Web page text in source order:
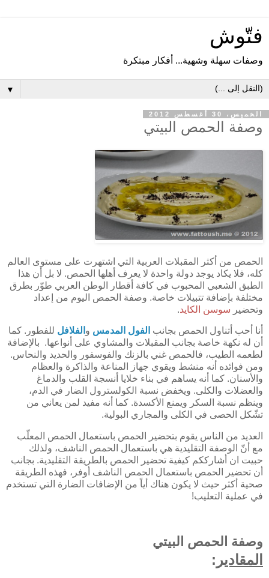
فتّوش
وصفات سهلة وشهية... أفكار مبتكرة
▼
الخميس، 30 أغسطس 2012
وصفة الحمص البيتي
الحمص من أكثر المقبلات العربية التي اشتهرت على مستوى العالم
كله، فلا يكاد يوجد دولة واحدة لا يعرف أهلها الحمص. لا بل أن هذا
الطبق الشعبي المحبوب في كافة أقطار الوطن العربي طوّر بطرق
مختلفة بإضافة تتبيلات خاصة. وصفة الحمص اليوم من إعداد
وتحضير سوسن الكايد.
أنا أحب أتناول الحمص بجانب الفول المدمس و الفلافل للفطور. كما
أن له نكهة خاصة بجانب المقبلات والمشاوي على أنواعها. بالإضافة
لطعمه الطيب، فالحمص غني بالزنك والفوسفور والحديد والنحاس.
ومن فوائده أنه منشط ويقوي جهاز المناعة والذاكرة والعظام
والأسنان. كما أنه يساهم في بناء خلايا أنسجة القلب والدماغ
والعضلات والكلى. ويخفض نسبة الكولسترول الضار في الدم،
وينظم نسبة السكر ويمنع الأكسدة. كما أنه مفيد لمن يعاني من
تشّكل الحصى في الكلى والمجاري البولية.
العديد من الناس يقوم بتحضير الحمص باستعمال الحمص المعلّب
مع أنّ الوصفة التقليدية هي باستعمال الحمص الناشف، ولذلك
حبيت ان أشارككم كيفية تحضير الحمص بالطريقة التقليدية. بجانب
أن تحضير الحمص باستعمال الحمص الناشف أوفر، فهذه الطريقة
صحية أكثر حيث لا يكون هناك أياً من الإضافات الضارة التي تستخدم
في عملية التعليب!
وصفة الحمص البيتي
المقادير :